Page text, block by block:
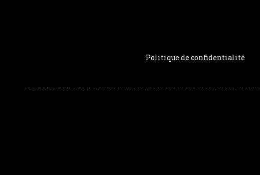
Politique de confidentialité